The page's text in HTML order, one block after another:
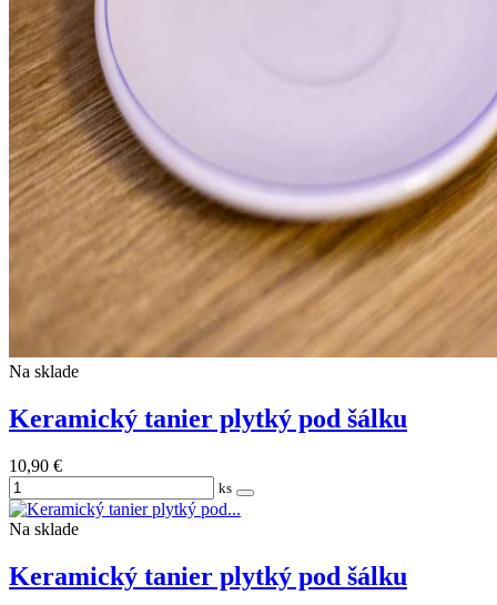
Na sklade
Keramický tanier plytký pod šálku
10,90 €
ks
Na sklade
Keramický tanier plytký pod šálku